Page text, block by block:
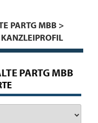
PARTG MBB >
PARTG MBB